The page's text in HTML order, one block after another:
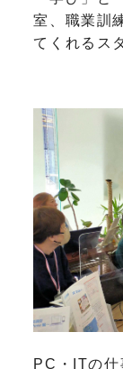
室、職業訓
てくれるス
PC・ITの仕